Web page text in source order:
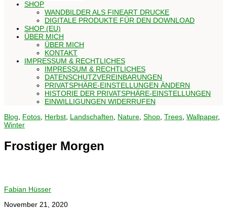
SHOP
WANDBILDER ALS FINEART DRUCKE
DIGITALE PRODUKTE FÜR DEN DOWNLOAD
SHOP (EU)
ÜBER MICH
ÜBER MICH
KONTAKT
IMPRESSUM & RECHTLICHES
IMPRESSUM & RECHTLICHES
DATENSCHUTZVEREINBARUNGEN
PRIVATSPHÄRE-EINSTELLUNGEN ÄNDERN
HISTORIE DER PRIVATSPHÄRE-EINSTELLUNGEN
EINWILLIGUNGEN WIDERRUFEN
Blog
Fotos Herbst Landschaften Nature Shop Trees Wallpaper,
Winter
Frostiger Morgen
Fabian Hüsser
November 21, 2020